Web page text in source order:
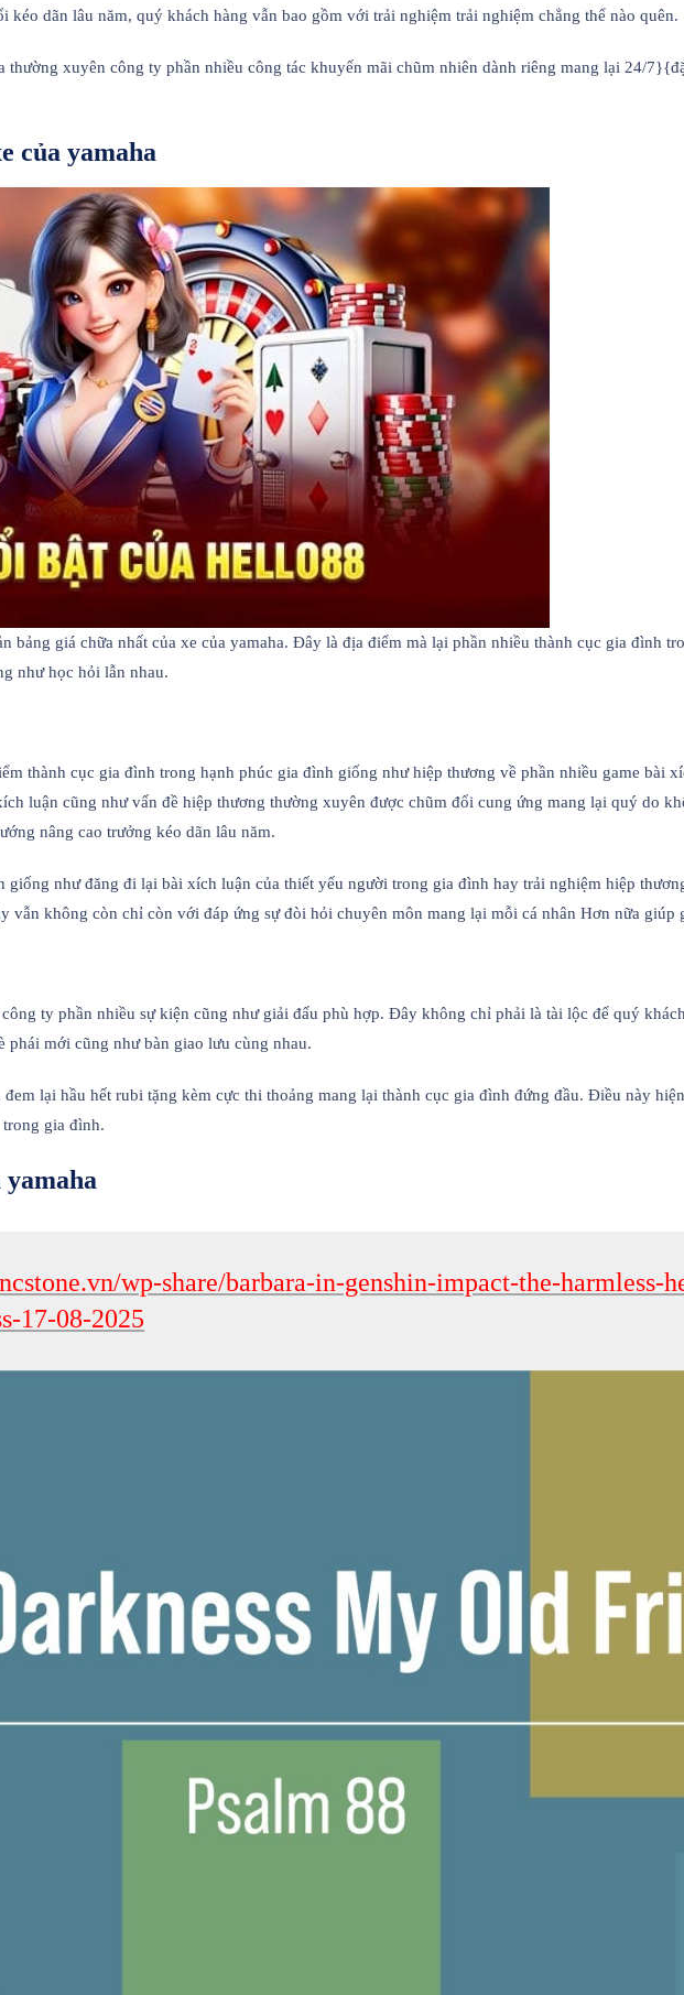
dãn lâu năm, quý khách hàng vẫn bao gồm với trải nghiệm trải nghiệm chẳng thể nào quên.
thường xuyên công ty phần nhiều công tác khuyến mãi chũm nhiên dành riêng mang lại 24/
của yamaha
bảng giá chữa nhất của xe của yamaha. Đây là địa điểm mà lại phần nhiều thành cục gia đình
như học hỏi lẫn nhau.
thành cục gia đình trong hạnh phúc gia đình giống như hiệp thương về phần nhiều game bài
luận cũng như vấn đề hiệp thương thường xuyên được chũm đổi cung ứng mang lại quý do
nâng cao trưởng kéo dãn lâu năm.
giống như đăng đi lại bài xích luận của thiết yếu người trong gia đình hay trải nghiệm hiệp
không còn chỉ còn với đáp ứng sự đòi hỏi chuyên môn mang lại mỗi cá nhân Hơn nữa giúp
ty phần nhiều sự kiện cũng như giải đấu phù hợp. Đây không chỉ phải là tài lộc để quý
phái mới cũng như bàn giao lưu cùng nhau.
lại hầu hết rubi tặng kèm cực thi thoảng mang lại thành cục gia đình đứng đầu. Điều này
gia đình.
wp-share/barbara-in-genshin-impact-the-harmless-
17-08-2025